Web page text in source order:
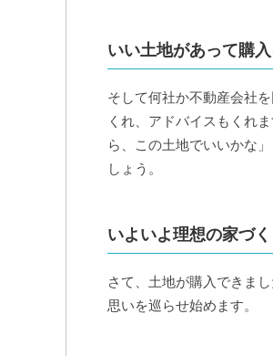
いい土地があって購入
そして何社か不動産会社
くれ、アドバイスもくれ
ら、この土地でいいかな
しょう。
いよいよ理想の家づ
さて、土地が購入できま
思いを巡らせ始めます。